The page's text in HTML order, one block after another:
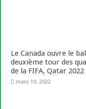
Le Canada ouvre le
deuxième tour des
de la FIFA, Qatar 2022
mars 19, 2022